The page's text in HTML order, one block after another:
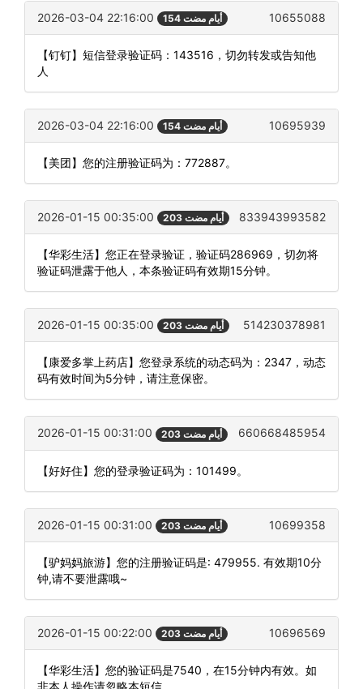
2026-03-04 22:16:00 154 أيام مضت 10655088
【钉钉】短信登录验证码：143516，切勿转发或告知他
人
2026-03-04 22:16:00 154 أيام مضت 10695939
【美团】您的注册验证码为：772887。
2026-01-15 00:35:00 203 أيام مضت 833943993582
【华彩生活】您正在登录验证，验证码286969，切勿将
验证码泄露于他人，本条验证码有效期15分钟。
2026-01-15 00:35:00 203 أيام مضت 514230378981
【康爱多掌上药店】您登录系统的动态码为：2347，动态
码有效时间为5分钟，请注意保密。
2026-01-15 00:31:00 203 أيام مضت 660668485954
【好好住】您的登录验证码为：101499。
2026-01-15 00:31:00 203 أيام مضت 10699358
【驴妈妈旅游】您的注册验证码是: 479955. 有效期10分
钟,请不要泄露哦~
2026-01-15 00:22:00 203 أيام مضت 10696569
【华彩生活】您的验证码是7540，在15分钟内有效。如
非本人操作请忽略本短信。